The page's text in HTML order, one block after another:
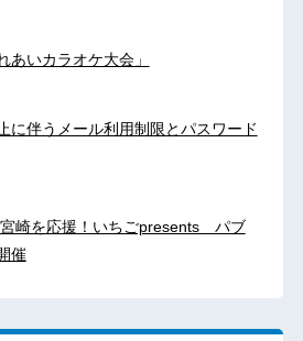
あいカラオケ大会」
に伴うメール利用制限とパスワード
崎を応援！いちごpresents パブ
催